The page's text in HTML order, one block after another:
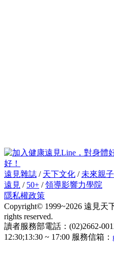
好！
遠見雜誌 / 天下文化 / 未來親
遠見 / 50+ /領導影響力學院
隱私權政策
Copyright© 1999~2026 遠見
rights reserved.
讀者服務部電話：(02)2662-
12:30;13:30 ~ 17:00 服務信箱：